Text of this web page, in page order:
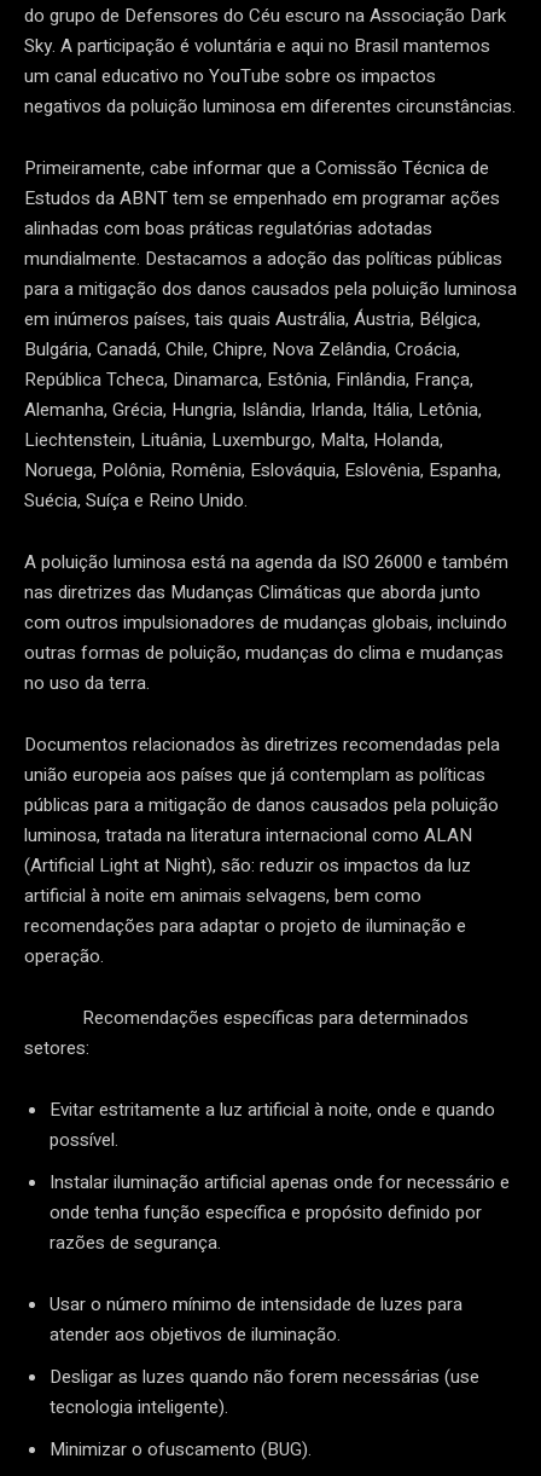
do grupo de Defensores do Céu escuro na Associação Dark
Sky. A participação é voluntária e aqui no Brasil mantemos
um canal educativo no YouTube sobre os impactos
negativos da poluição luminosa em diferentes circunstâncias.
Primeiramente, cabe informar que a Comissão Técnica de
Estudos da ABNT tem se empenhado em programar ações
alinhadas com boas práticas regulatórias adotadas
mundialmente. Destacamos a adoção das políticas públicas
para a mitigação dos danos causados pela poluição luminosa
em inúmeros países, tais quais Austrália, Áustria, Bélgica,
Bulgária, Canadá, Chile, Chipre, Nova Zelândia, Croácia,
República Tcheca, Dinamarca, Estônia, Finlândia, França,
Alemanha, Grécia, Hungria, Islândia, Irlanda, Itália, Letônia,
Liechtenstein, Lituânia, Luxemburgo, Malta, Holanda,
Noruega, Polônia, Romênia, Eslováquia, Eslovênia, Espanha,
Suécia, Suíça e Reino Unido.
A poluição luminosa está na agenda da ISO 26000 e também
nas diretrizes das Mudanças Climáticas que aborda junto
com outros impulsionadores de mudanças globais, incluindo
outras formas de poluição, mudanças do clima e mudanças
no uso da terra.
Documentos relacionados às diretrizes recomendadas pela
união europeia aos países que já contemplam as políticas
públicas para a mitigação de danos causados pela poluição
luminosa, tratada na literatura internacional como ALAN
(Artificial Light at Night), são: reduzir os impactos da luz
artificial à noite em animais selvagens, bem como
recomendações para adaptar o projeto de iluminação e
operação.
Recomendações específicas para determinados
setores:
Evitar estritamente a luz artificial à noite, onde e quando
possível.
Instalar iluminação artificial apenas onde for necessário e
onde tenha função específica e propósito definido por
razões de segurança.
Usar o número mínimo de intensidade de luzes para
atender aos objetivos de iluminação.
Desligar as luzes quando não forem necessárias (use
tecnologia inteligente).
Minimizar o ofuscamento (BUG).